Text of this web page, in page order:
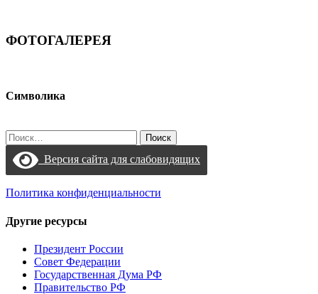
ФОТОГАЛЕРЕЯ
Символика
Найти:
Версия сайта для слабовидящих
Политика конфиденциальности
Другие ресурсы
Президент России
Совет Федерации
Государственная Дума РФ
Правительство РФ